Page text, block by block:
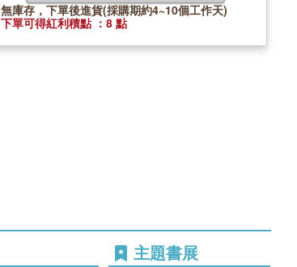
無庫存，下單後進貨(採購期約4~10個工作天)
下單可得紅利積點 ：8 點
主題書展